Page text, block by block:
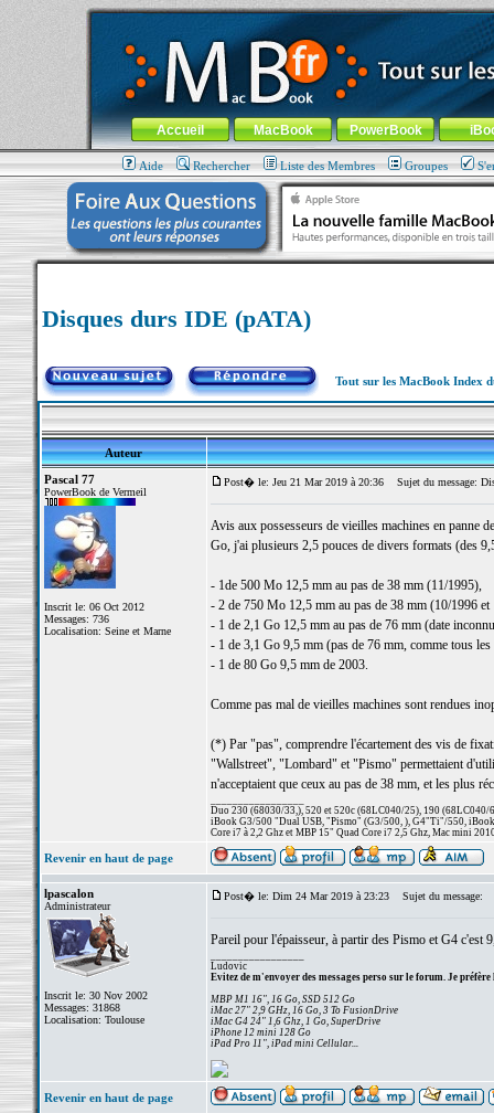
MacBook-fr.com : 100% Apple... 100% nomade !
Aller au contenu-Aller au menu général-Aller au menu de
Menu général
Accueil MacBook PowerBook
Aide Rechercher Liste des Membres Groupes
Disques durs IDE (pATA)
Tout sur les MacBook Index
Auteur
Pascal 77
PowerBook de Vermeil
Inscrit le: 06 Oct 2012
Messages: 736
Localisation: Seine et Marne
Post� le: Jeu 21 Mar 2019 à 20:36 Sujet du message:
Avis aux possesseurs de vieilles machines en panne
Go, j'ai plusieurs 2,5 pouces de divers formats (des
- 1de 500 Mo 12,5 mm au pas de 38 mm (11/1995),
- 2 de 750 Mo 12,5 mm au pas de 38 mm (10/1996 et
- 1 de 2,1 Go 12,5 mm au pas de 76 mm (date
- 1 de 3,1 Go 9,5 mm (pas de 76 mm, comme tous
- 1 de 80 Go 9,5 mm de 2003.
Comme pas mal de vieilles machines sont rendues
(*) Par "pas", comprendre l'écartement des vis de
"Wallstreet", "Lombard" et "Pismo" permettaient
n'acceptaient que ceux au pas de 38 mm, et les plus
Duo 230 (68030/33,), 520 et 520c (68LC040/25), 190 (68LC040/
iBook G3/500 "Dual USB, "Pismo" (G3/500, ), G4"Ti"/550,
Core i7 à 2,2 Ghz et MBP 15" Quad Core i7 2,5 Ghz, Mac mini
Revenir en haut de page
lpascalon
Administrateur
Inscrit le: 30 Nov 2002
Messages: 31868
Localisation: Toulouse
Post� le: Dim 24 Mar 2019 à 23:23 Sujet du message:
Pareil pour l'épaisseur, à partir des Pismo et G4 c'est
Ludovic
Evitez de m'envoyer des messages perso sur le forum. Je préfère
MBP M1 16", 16 Go, SSD 512 Go
iMac 27" 2,9 GHz, 16 Go, 3 To FusionDrive
iMac G4 24" 1,6 Ghz, 1 Go, SuperDrive
iPhone 12 mini 128 Go
iPad Pro 11", iPad mini Cellular...
Revenir en haut de page